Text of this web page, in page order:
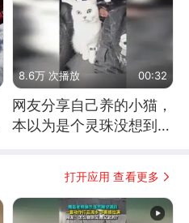
8.6万 次播放 00:32
网友分享自己养的小猫，
本以为是个灵珠没想到是
打开应用 查看更多